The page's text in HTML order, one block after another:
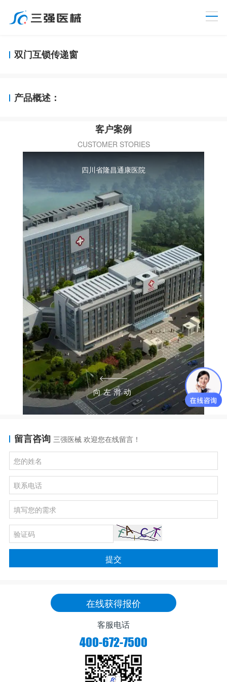
双门互锁传递窗
产品概述：
客户案例
CUSTOMER STORIES
四川省隆昌通康医院
向左滑动
留言咨询 三强医械 欢迎您在线留言！
提交
在线获得报价
客服电话
400-672-7500